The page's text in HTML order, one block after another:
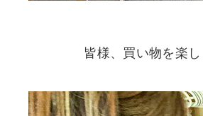
皆様、買い物を楽